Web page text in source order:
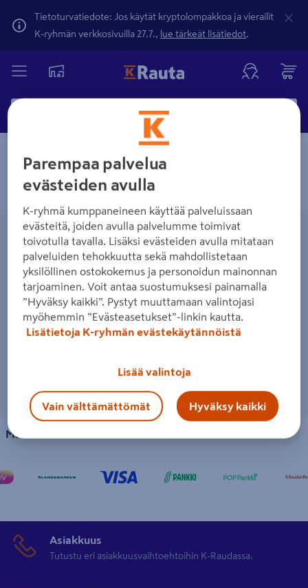
Tietoturvatiedote: Jos käytät kryptolompakkoa ja vierailit
K-ryhmän verkkosivuilla 27.7., lue tärkeät lisätiedot.
Työkalut Muuraustyökalut
Muut muuraustarvikkeet
Näytetään 0 tuotetta
Maksutavat
Asiakkuus
Tutustu eri asiakkuusvaihtoehtoihin K-Raudassa.
Parempaa palvelua
evästeiden avulla
K-ryhmä kumppaneineen käyttää palveluissaan
evästeitä, joiden avulla palvelumme toimivat
toivotulla tavalla. Lisäksi evästeiden avulla mitataan
palveluiden tehokkuutta sekä mahdollistetaan
yksilöllinen ostokokemus ja personoidun mainonnan
tarjoaminen. Voit antaa suostumuksesi painamalla
”Hyväksy kaikki”. Pystyt muuttamaan valintojasi
myöhemmin ”Evästeasetukset”-linkin kautta.
Lisätietoja K-ryhmän evästekäytännöistä
Lisää valintoja
Vain välttämättömät Hyväksy kaikki